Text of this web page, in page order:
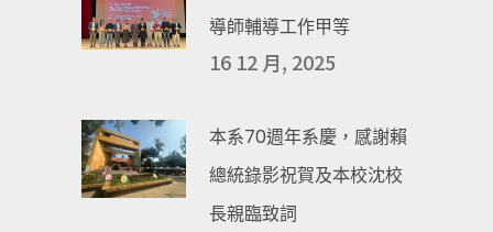
導師輔導工作甲等
16 12 月, 2025
本系70週年系慶，感謝賴
總統錄影祝賀及本校沈校
長親臨致詞